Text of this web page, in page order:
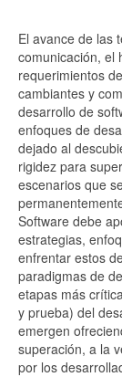
El avance de las
comunicación, el
requerimientos
cambiantes y
desarrollo de
enfoques de
dejado al
rigidez para
escenarios que
Software debe
estrategias,
enfrentar estos
paradigmas de
etapas más
y prueba) del
emergen
superación, a la
por los